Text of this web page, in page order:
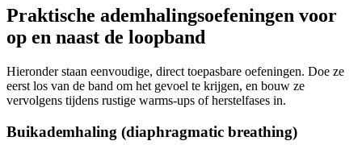
Praktische ademhalingsoefeningen voor
op en naast de loopband
Hieronder staan eenvoudige, direct toepasbare oefeningen. Doe ze
eerst los van de band om het gevoel te krijgen, en bouw ze
vervolgens tijdens rustige warms-ups of herstelfases in.
Buikademhaling (diaphragmatic breathing)